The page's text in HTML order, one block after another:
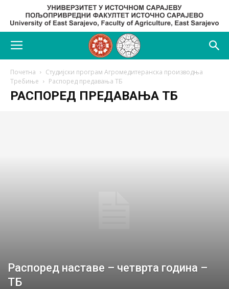
Почетна
Студијски програм Агромедитеранска производња
Требиње
Распоред предавања ТБ
РАСПОРЕД ПРЕДАВАЊА ТБ
Распоред наставе – четврта година –
ТБ